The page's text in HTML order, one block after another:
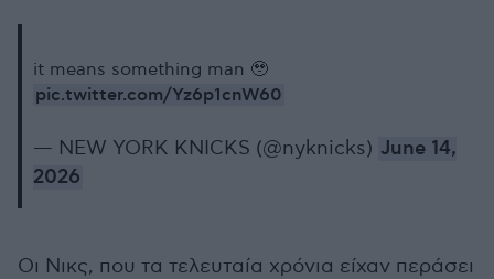
it means something man 🥹
pic.twitter.com/Yz6p1cnW60
— NEW YORK KNICKS (@nyknicks) June 14,
2026
Οι Νικς, που τα τελευταία χρόνια είχαν περάσει